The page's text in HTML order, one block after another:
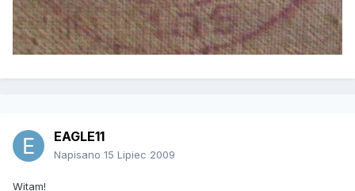
EAGLE11
Napisano 15 Lipiec 2009
Witam!